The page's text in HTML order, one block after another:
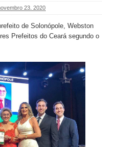
23, 2020
de Solonópole, Webston
Prefeitos do Ceará segundo o